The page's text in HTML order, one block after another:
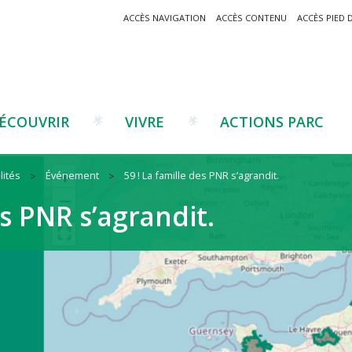
ACCÈS NAVIGATION ACCÈS CONTENU ACCÈS PIED
Patrimoine montagnard
Traditions catalanes
Musées et sites
VIVRE
Un projet ?
marque Valeurs Parc
Un projet ?
Les réseaux
ACTIONS PARC
Tourisme
Agriculture
Forêt-bois
Filières émergentes
Événement 59 ! La famille des PNR s’agrandit.
PNR s’agrandit.